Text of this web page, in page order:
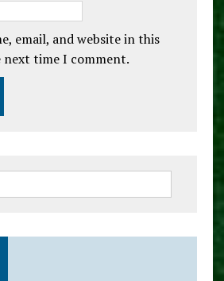
email, and website in this
time I comment.